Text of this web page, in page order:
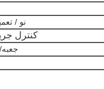
نو /
کنترل